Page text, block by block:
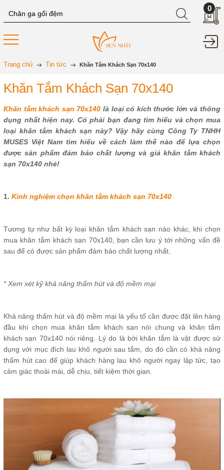
0
Trang chủ Tin tức Khăn Tắm Khách Sạn 70x140
Khăn Tắm Khách Sạn 70x140
Khăn tắm khách sạn 70x140 là loại có kích thước lớn và thông
dụng nhất hiện nay. Có phải bạn đang tìm hiểu và chọn mua
loại khăn tắm khách sạn này? Vậy hãy cùng Công Ty TNHH
MUSES Việt Nam tìm hiểu về cách làm thế nào để lựa chọn
được sản phẩm đảm bảo chất lượng và giá khăn tắm khách
sạn 70x140 nhé!
1. Kinh nghiệm chọn khăn tắm khách sạn 70x140
Tương tự như bất kỳ loại khăn tắm khách sạn nào khác, khi chọn
mua khăn tắm khách sạn 70x140, bạn cần lưu ý tới những vấn đề
sau để có được sản phẩm đảm bảo chất lượng nhất.
* Xem xét kỹ khả năng thấm hút và độ mềm mại
Khả năng thấm hút và độ mềm mại là yếu tố cần được đặt lên hàng
đầu khi chọn mua khăn tắm khách sạn nói chung và khăn tắm
khách sạn 70x140 nói riêng. Lý do là bởi khăn tắm là vật được sử
dụng với mục đích lau khô người sau tắm, do đó cần có khả năng
thấm hút cao để giúp khách hàng lau khô người ngay lập tức, tạo
cảm giác thoải mái, dễ chịu, tiết kiệm thời gian.